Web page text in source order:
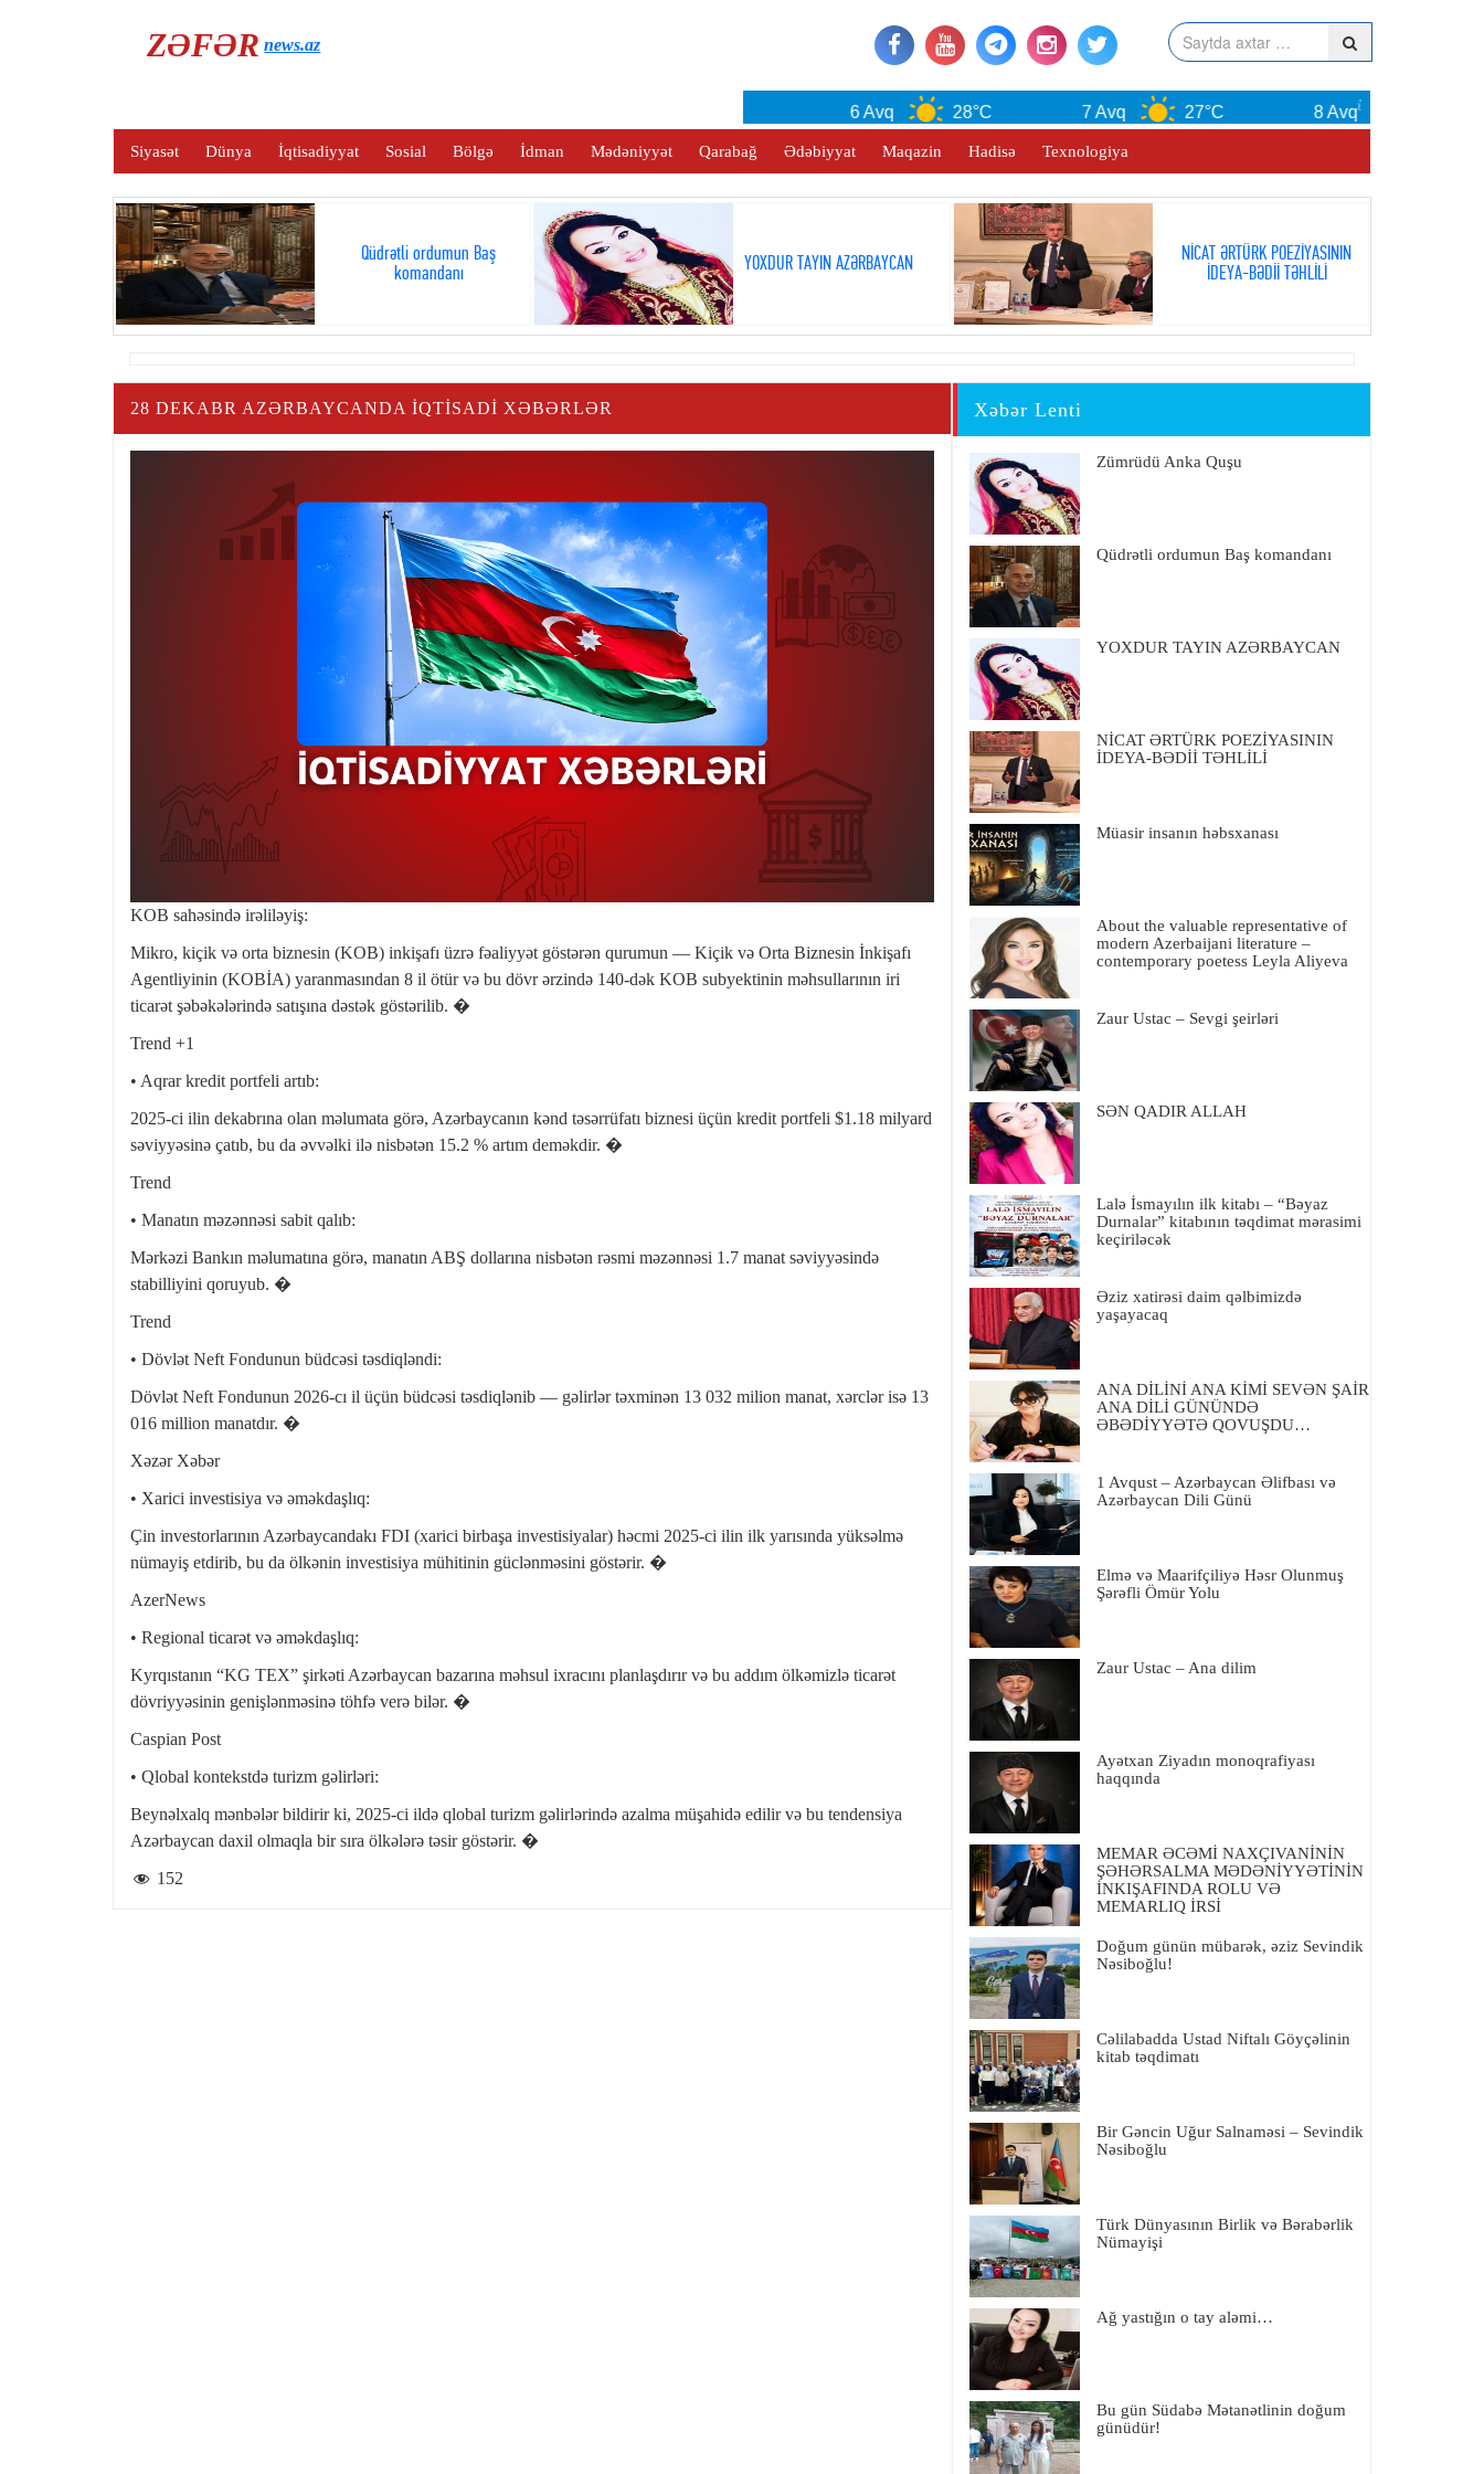
ZƏFƏRnews.az
6 Avq 28°C 7 Avq 27°C 8 Avq
Siyasət Dünya İqtisadiyyat Sosial Bölgə İdman Mədəniyyət Qarabağ Ədəbiyyat Maqazin Hadisə Texnologiya
Qüdrətli ordumun Baş
komandanı
YOXDUR TAYIN AZƏRBAYCAN
NİCAT ƏRTÜRK POEZİYASININ
İDEYA-BƏDİİ TƏHLİLİ
28 DEKABR AZƏRBAYCANDA IQTISADI XƏBƏRLƏR
KOB sahəsində irəliləyiş:
Mikro, kiçik və orta biznesin (KOB) inkişafı üzrə fəaliyyət göstərən qurumun — Kiçik və Orta Biznesin İnkişafı
Agentliyinin (KOBİA) yaranmasından 8 il ötür və bu dövr ərzində 140-dək KOB subyektinin məhsullarının iri
ticarət şəbəkələrində satışına dəstək göstərilib. �
Trend +1
• Aqrar kredit portfeli artıb:
2025-ci ilin dekabrına olan məlumata görə, Azərbaycanın kənd təsərrüfatı biznesi üçün kredit portfeli $1.18 milyard
səviyyəsinə çatıb, bu da əvvəlki ilə nisbətən 15.2 % artım deməkdir. �
Trend
• Manatın məzənnəsi sabit qalıb:
Mərkəzi Bankın məlumatına görə, manatın ABŞ dollarına nisbətən rəsmi məzənnəsi 1.7 manat səviyyəsində
stabilliyini qoruyub. �
Trend
• Dövlət Neft Fondunun büdcəsi təsdiqləndi:
Dövlət Neft Fondunun 2026-cı il üçün büdcəsi təsdiqlənib — gəlirlər təxminən 13 032 milion manat, xərclər isə 13
016 million manatdır. �
Xəzər Xəbər
• Xarici investisiya və əməkdaşlıq:
Çin investorlarının Azərbaycandakı FDI (xarici birbaşa investisiyalar) həcmi 2025-ci ilin ilk yarısında yüksəlmə
nümayiş etdirib, bu da ölkənin investisiya mühitinin güclənməsini göstərir. �
AzerNews
• Regional ticarət və əməkdaşlıq:
Kyrqıstanın “KG TEX” şirkəti Azərbaycan bazarına məhsul ixracını planlaşdırır və bu addım ölkəmizlə ticarət
dövriyyəsinin genişlənməsinə töhfə verə bilər. �
Caspian Post
• Qlobal kontekstdə turizm gəlirləri:
Beynəlxalq mənbələr bildirir ki, 2025-ci ildə qlobal turizm gəlirlərində azalma müşahidə edilir və bu tendensiya
Azərbaycan daxil olmaqla bir sıra ölkələrə təsir göstərir. �
152
Xəbər Lenti
Zümrüdü Anka Quşu
Qüdrətli ordumun Baş komandanı
YOXDUR TAYIN AZƏRBAYCAN
NİCAT ƏRTÜRK POEZİYASININ
İDEYA-BƏDİİ TƏHLİLİ
Müasir insanın həbsxanası
About the valuable representative of
modern Azerbaijani literature –
contemporary poetess Leyla Aliyeva
Zaur Ustac – Sevgi şeirləri
SƏN QADIR ALLAH
Lalə İsmayılın ilk kitabı – “Bəyaz
Durnalar” kitabının təqdimat mərasimi
keçiriləcək
Əziz xatirəsi daim qəlbimizdə
yaşayacaq
ANA DİLİNİ ANA KİMİ SEVƏN ŞAİR
ANA DİLİ GÜNÜNDƏ
ƏBƏDİYYƏTƏ QOVUŞDU…
1 Avqust – Azərbaycan Əlifbası və
Azərbaycan Dili Günü
Elmə və Maarifçiliyə Həsr Olunmuş
Şərəfli Ömür Yolu
Zaur Ustac – Ana dilim
Ayətxan Ziyadın monoqrafiyası
haqqında
MEMAR ƏCƏMİ NAXÇIVANİNİN
ŞƏHƏRSALMA MƏDƏNİYYƏTİNİN
İNKIŞAFINDA ROLU VƏ
MEMARLIQ İRSİ
Doğum günün mübarək, əziz Sevindik
Nəsiboğlu!
Cəlilabadda Ustad Niftalı Göyçəlinin
kitab təqdimatı
Bir Gəncin Uğur Salnaməsi – Sevindik
Nəsiboğlu
Türk Dünyasının Birlik və Bərabərlik
Nümayişi
Ağ yastığın o tay aləmi…
Bu gün Südabə Mətanətlinin doğum
günüdür!